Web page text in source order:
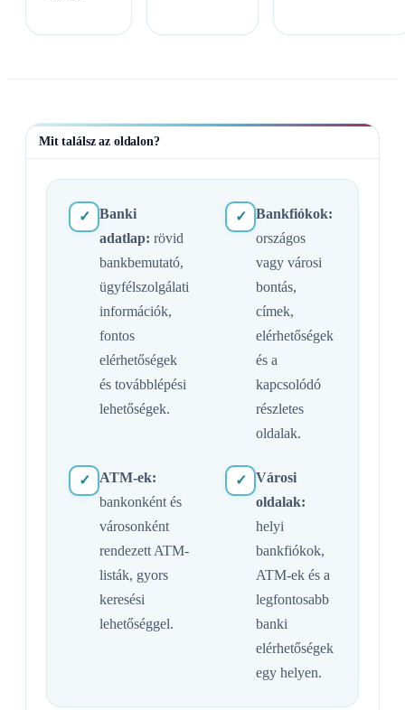
Mit találsz az oldalon?
✓
Banki
adatlap: rövid
bankbemutató,
ügyfélszolgálati
információk,
fontos
elérhetőségek
és továbblépési
lehetőségek.
✓
Bankfiókok:
országos
vagy városi
bontás,
címek,
elérhetőségek
és a
kapcsolódó
részletes
oldalak.
✓
ATM-ek:
bankonként és
városonként
rendezett ATM-
listák, gyors
keresési
lehetőséggel.
✓
Városi
oldalak:
helyi
bankfiókok,
ATM-ek és a
legfontosabb
banki
elérhetőségek
egy helyen.